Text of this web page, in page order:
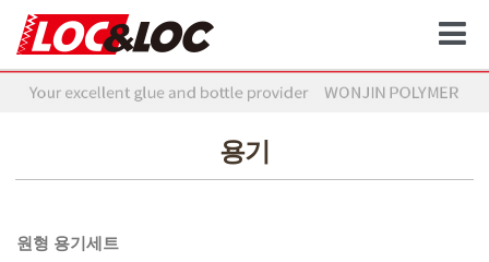
용기
원형 용기세트